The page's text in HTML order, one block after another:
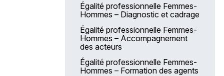
Parcours modulaire sur les
fondamentaux de la prise en
soin de la personne âgée –
Module 1 - Comprendre et mieux
ressentir les effets du
vieillissement
Parcours modulaire sur les
Égalité professionnelle Femmes-
Hommes – Diagnostic et cadrage
Égalité professionnelle Femmes-
Hommes – Accompagnement
des acteurs
Égalité professionnelle Femmes-
Hommes – Formation des agents